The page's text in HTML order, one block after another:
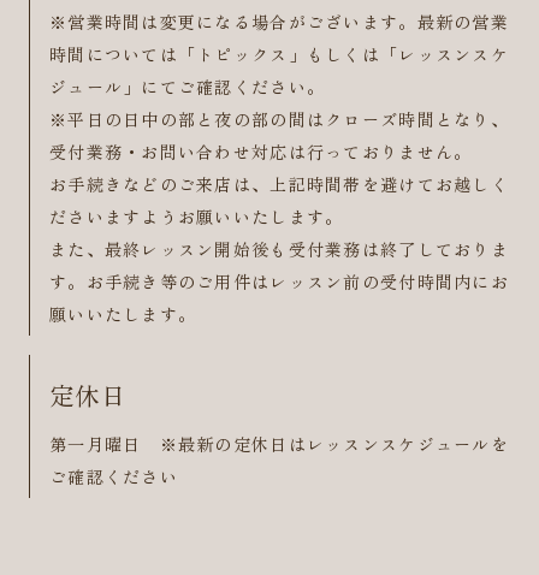
※営業時間は変更になる場合がございます。最新の営業
時間については「トピックス」もしくは「レッスンスケ
ジュール」にてご確認ください。
※平日の日中の部と夜の部の間はクローズ時間となり、
受付業務・お問い合わせ対応は行っておりません。
お手続きなどのご来店は、上記時間帯を避けてお越しく
ださいますようお願いいたします。
また、最終レッスン開始後も受付業務は終了しておりま
す。お手続き等のご用件はレッスン前の受付時間内にお
願いいたします。
定休日
第一月曜日 ※最新の定休日はレッスンスケジュールを
ご確認ください